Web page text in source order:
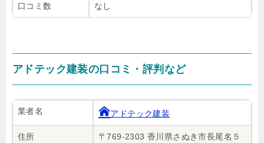
口コミ数 なし
アドテック建装の口コミ・評判など
業者名 アドテック建装
住所
〒769-2303 香川県さぬき市長尾名５